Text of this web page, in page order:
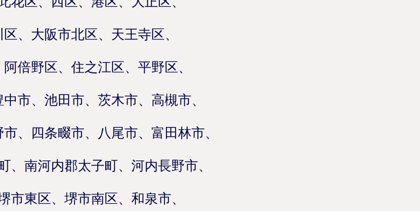
、大阪市北区、天王寺区、
倍野区、住之江区、平野区、
市、池田市、茨木市、高槻市、
、四条畷市、八尾市、富田林市、
、南河内郡太子町、河内長野市、
市東区、堺市南区、和泉市、